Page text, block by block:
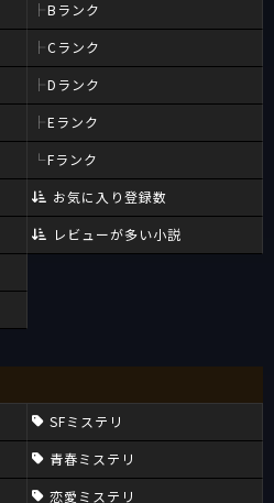
Bランク
Cランク
Dランク
Eランク
Fランク
お気に入り登録数
レビューが多い小説
SFミステリ
青春ミステリ
恋愛ミステリ